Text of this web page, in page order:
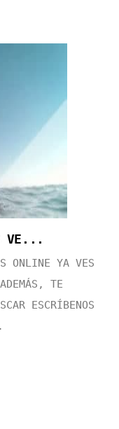
VE...
ONLINE YA VES
TE
ESCRÍBENOS